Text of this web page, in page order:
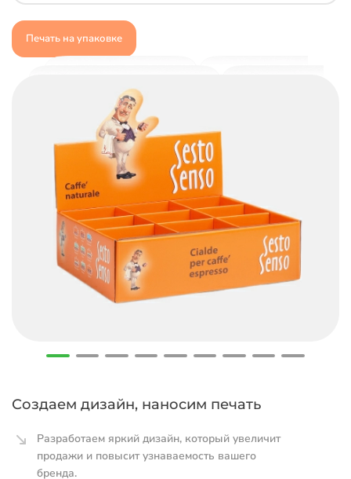
Создаем дизайн, наносим печать
Разработаем яркий дизайн, который увеличит
продажи и повысит узнаваемость вашего
бренда.
Печать на упаковке